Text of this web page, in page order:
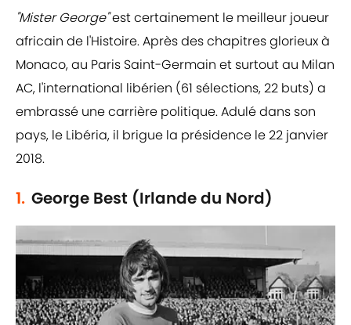
"Mister George"est certainement le meilleur joueur
africain de l'Histoire. Après des chapitres glorieux à
Monaco, au Paris Saint-Germain et surtout au Milan
AC, l'international libérien (61 sélections, 22 buts) a
embrassé une carrière politique. Adulé dans son
pays, le Libéria, il brigue la présidence le 22 janvier
2018.
1. George Best (Irlande du Nord)